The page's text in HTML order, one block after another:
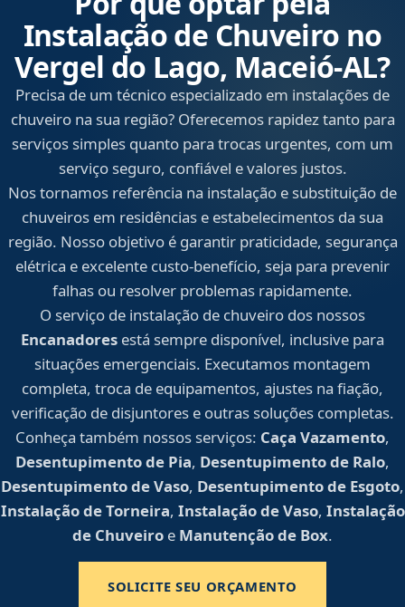
Instalação de Chuveiro no
Vergel do Lago, Maceió‑AL?
Precisa de um técnico especializado em instalações de
chuveiro na sua região? Oferecemos rapidez tanto para
serviços simples quanto para trocas urgentes, com um
serviço seguro, confiável e valores justos.
Nos tornamos referência na instalação e substituição de
chuveiros em residências e estabelecimentos da sua
região. Nosso objetivo é garantir praticidade, segurança
elétrica e excelente custo-benefício, seja para prevenir
falhas ou resolver problemas rapidamente.
O serviço de instalação de chuveiro dos nossos
Encanadores está sempre disponível, inclusive para
situações emergenciais. Executamos montagem
completa, troca de equipamentos, ajustes na fiação,
verificação de disjuntores e outras soluções completas.
Conheça também nossos serviços: Caça Vazamento,
Desentupimento de Pia, Desentupimento de Ralo,
Desentupimento de Vaso, Desentupimento de Esgoto,
Instalação de Torneira, Instalação de Vaso, Instalação
de Chuveiro e Manutenção de Box.
SOLICITE SEU ORÇAMENTO